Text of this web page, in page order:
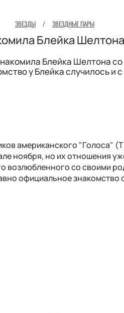
ЗВЕЗДЫ / ЗВЕЗДНЫЕ ПАРЫ
Блейка
Блейка Шелтона
у Блейка случилось и
американского "Голоса"
ноября, но их отношения
возлюбленного со своими
официальное знакомство